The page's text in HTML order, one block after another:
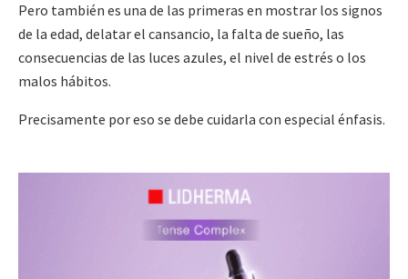
Pero también es una de las primeras en mostrar los signos
de la edad, delatar el cansancio, la falta de sueño, las
consecuencias de las luces azules, el nivel de estrés o los
malos hábitos.
Precisamente por eso se debe cuidarla con especial énfasis.